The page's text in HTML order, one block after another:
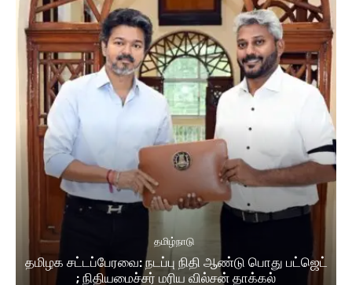
தமிழ்நாடு
தமிழக சட்டப்பேரவை: நடப்பு நிதி ஆண்​டு பொது பட்ஜெட்
; நிதியமைச்சர் மரிய வில்சன் தாக்​கல்